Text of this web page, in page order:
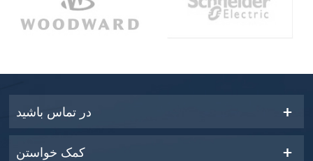
در تماس باشید
کمک خواستن